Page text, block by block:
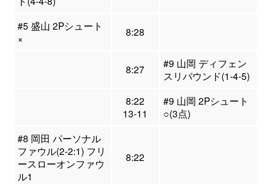
#5 盛山 2Pシュート
×
8:28
8:27
#9 山岡 ディフェン
スリバウンド(1-4-5)
8:22
13-11
#9 山岡 2Pシュート
○(3点)
#8 岡田 パーソナル
ファウル(2-2:1) フリ
ースローオンファウ
ル1
8:22